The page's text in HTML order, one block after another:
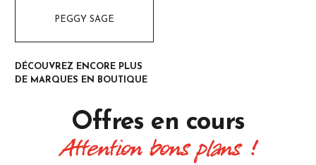
PEGGY SAGE
DÉCOUVREZ ENCORE PLUS
DE MARQUES EN BOUTIQUE
Offres en cours
Attention bons plans !